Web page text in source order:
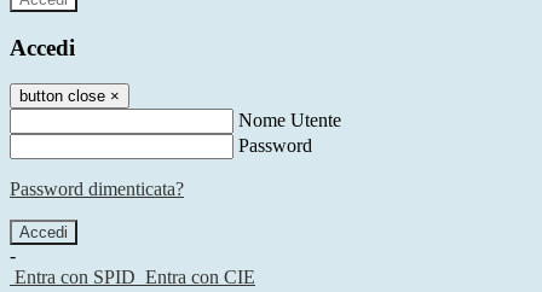
Accedi
button close ×
Nome Utente
Password
Password dimenticata?
-
Entra con SPID Entra con CIE